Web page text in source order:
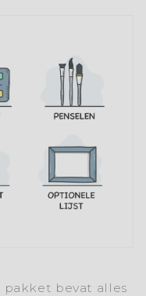
pakket bevat alles